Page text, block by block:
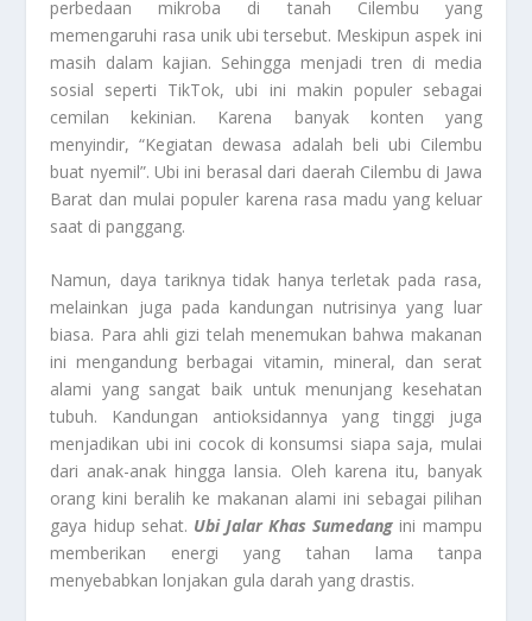
perbedaan mikroba di tanah Cilembu yang
memengaruhi rasa unik ubi tersebut. Meskipun aspek ini
masih dalam kajian. Sehingga menjadi tren di media
sosial seperti TikTok, ubi ini makin populer sebagai
cemilan kekinian. Karena banyak konten yang
menyindir, “Kegiatan dewasa adalah beli ubi Cilembu
buat nyemil”. Ubi ini berasal dari daerah Cilembu di Jawa
Barat dan mulai populer karena rasa madu yang keluar
saat di panggang.
Namun, daya tariknya tidak hanya terletak pada rasa,
melainkan juga pada kandungan nutrisinya yang luar
biasa. Para ahli gizi telah menemukan bahwa makanan
ini mengandung berbagai vitamin, mineral, dan serat
alami yang sangat baik untuk menunjang kesehatan
tubuh. Kandungan antioksidannya yang tinggi juga
menjadikan ubi ini cocok di konsumsi siapa saja, mulai
dari anak-anak hingga lansia. Oleh karena itu, banyak
orang kini beralih ke makanan alami ini sebagai pilihan
gaya hidup sehat. Ubi Jalar Khas Sumedang ini mampu
memberikan energi yang tahan lama tanpa
menyebabkan lonjakan gula darah yang drastis.